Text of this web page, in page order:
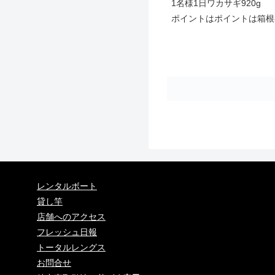
1名様1日ワカサギ920g
ポイントはポイントは箱
レンタルボート
貸し竿
店舗へのアクセス
フレッシュ日報
トータルレングス
お問合せ